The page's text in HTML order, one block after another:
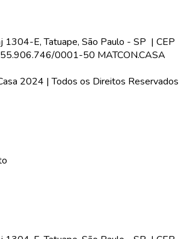
1304-E, Tatuape, São Paulo - SP | CEP
0001-50 MATCON.CASA
2024 | Todos os Direitos Reservados